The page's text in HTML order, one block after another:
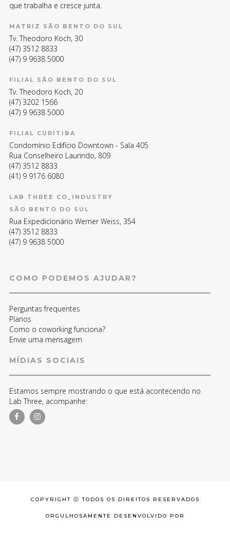
que trabalha e cresce junta.
MATRIZ SÃO BENTO DO SUL
Tv. Theodoro Koch, 30
(47) 3512 8833
(47) 9 9638 5000
FILIAL SÃO BENTO DO SUL
Tv. Theodoro Koch, 20
(47) 3202 1566
(47) 9 9638 5000
FILIAL CURITIBA
Condomínio Edifício Downtown - Sala 405
Rua Conselheiro Laurindo, 809
(47) 3512 8833
(41) 9 9176 6080
LAB THREE CO_INDUSTRY
SÃO BENTO DO SUL
Rua Expedicionário Werner Weiss, 354
(47) 3512 8833
(47) 9 9638 5000
COMO PODEMOS AJUDAR?
Perguntas frequentes
Planos
Como o coworking funciona?
Envie uma mensagem
MÍDIAS SOCIAIS
Estamos sempre mostrando o que está acontecendo no
Lab Three, acompanhe:
COPYRIGHT Ⓒ TODOS OS DIREITOS RESERVADOS
ORGULHOSAMENTE DESENVOLVIDO POR